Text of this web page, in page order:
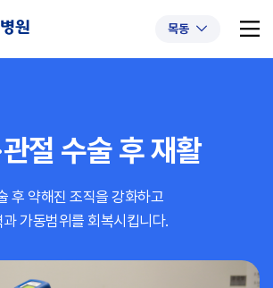
목동
음파약침 #척추압박골절
통사고후유증 #허리디스크
나요법
절 수술 후 재활
후 약해진 조직을 강화하고
과 가동범위를 회복시킵니다.